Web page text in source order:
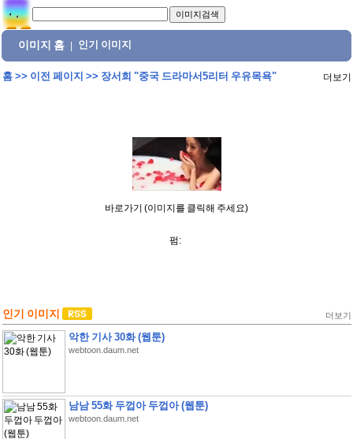
이미지 홈 인기 이미지
홈>> 이전 페이지 >> 장서희 "중국 드라마서5리터 우유목욕" 더보기
바로가기 (이미지를 클릭해 주세요)
펌:
인기 이미지 더보기
악한 기사 30화 (웹툰)
webtoon.daum.net
남남 55화 두껍아 두껍아 (웹툰)
webtoon.daum.net